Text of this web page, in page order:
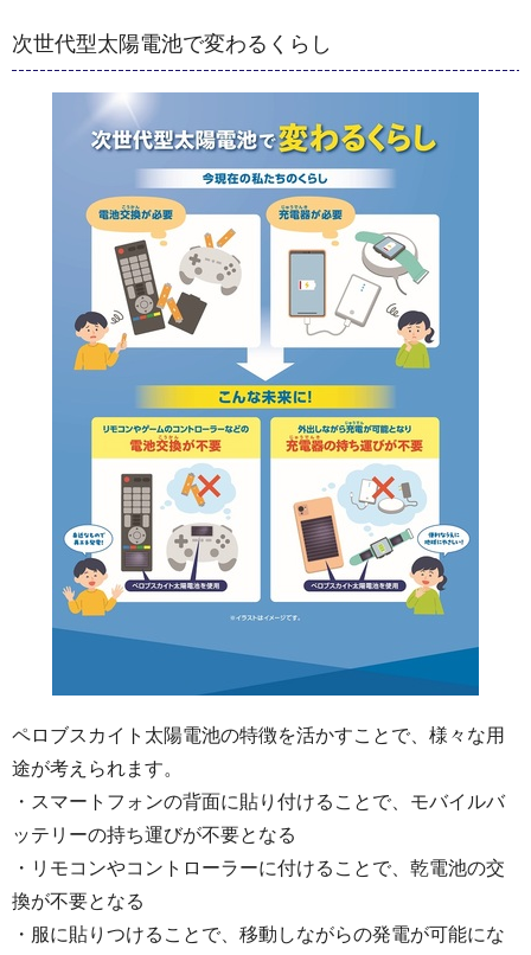
次世代型太陽電池で変わるくらし
ペロブスカイト太陽電池の特徴を活かすことで、様々な用
途が考えられます。
・スマートフォンの背面に貼り付けることで、モバイルバ
ッテリーの持ち運びが不要となる
・リモコンやコントローラーに付けることで、乾電池の交
換が不要となる
・服に貼りつけることで、移動しながらの発電が可能にな